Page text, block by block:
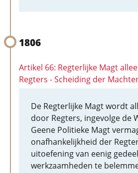
1806
Artikel 66: Regterlijke Magt
Regters - Scheiding der
De Regterlijke Magt wordt
door Regters, ingevolge de
Geene Politieke Magt
onafhankelijkheid der
uitoefening van eenig
werkzaamheden te